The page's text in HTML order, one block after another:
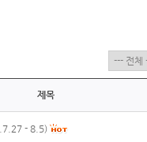
제목
- 8.5)